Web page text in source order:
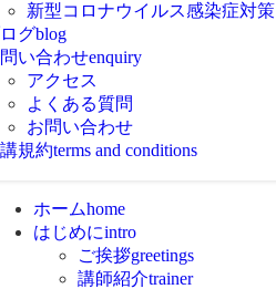
新型コロナウイルス感染症対策
グblog
い合わせenquiry
アクセス
よくある質問
お問い合わせ
規約terms and conditions
ホームhome
はじめにintro
ご挨拶greetings
講師紹介trainer